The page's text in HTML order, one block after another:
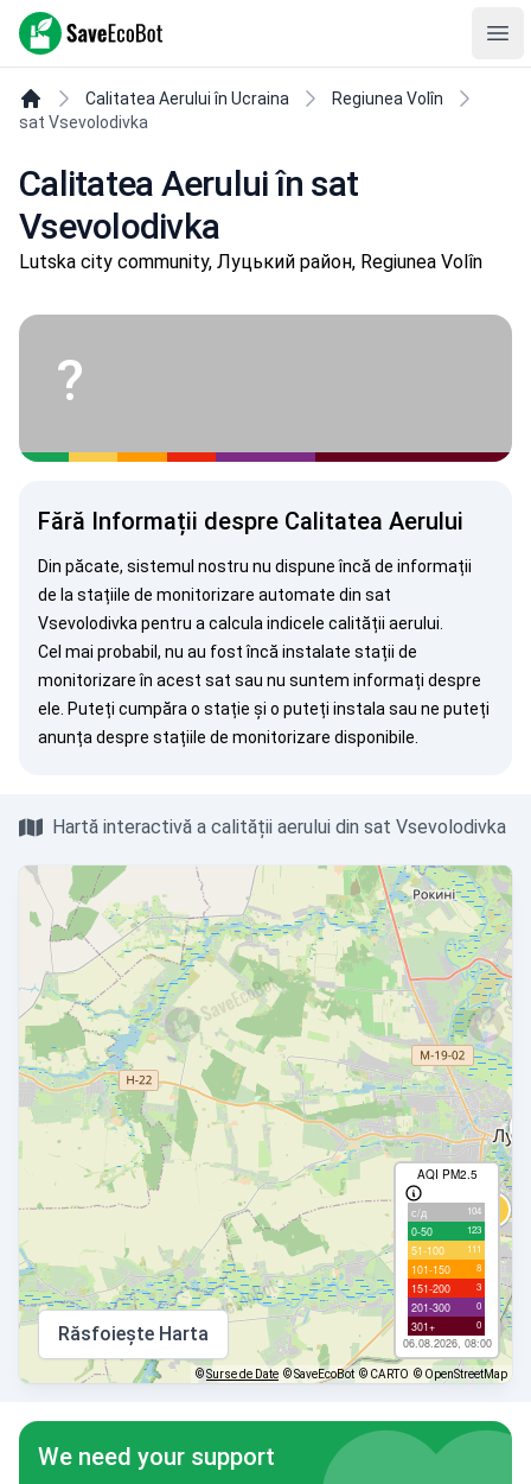
SaveEcoBot
Calitatea Aerului în Ucraina
Regiunea Volîn
sat Vsevolodivka
Calitatea Aerului în sat
Vsevolodivka
Lutska city community, Луцький район, Regiunea Volîn
?
Fără Informații despre Calitatea Aerului
Din păcate, sistemul nostru nu dispune încă de informații
de la stațiile de monitorizare automate din sat
Vsevolodivka pentru a calcula indicele calității aerului.
Cel mai probabil, nu au fost încă instalate stații de
monitorizare în acest sat sau nu suntem informați despre
ele. Puteți cumpăra o stație și o puteți instala sau ne puteți
anunța despre stațiile de monitorizare disponibile.
Hartă interactivă a calității aerului din sat Vsevolodivka
AQI PM2.5
с/д 104
0-50 123
51-100 111
101-150 8
151-200 3
201-300 0
301+ 0
06.08.2026, 08:00
Răsfoiește Harta
©Surse de Date © SaveEcoBot © CARTO © OpenStreetMap
We need your support